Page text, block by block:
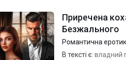
Приречена
Безжального
Романтична
Короткий
В тексті є: владний